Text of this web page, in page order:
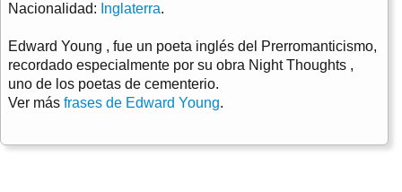
Nacionalidad: Inglaterra.
Edward Young , fue un poeta inglés del Prerromanticismo,
recordado especialmente por su obra Night Thoughts ,
uno de los poetas de cementerio.
Ver más frases de Edward Young.